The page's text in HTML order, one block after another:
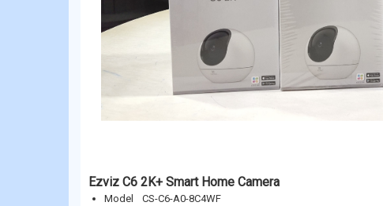
Ezviz C6 2K+ Smart Home Camera
Model
CS-C6-A0-8C4WF